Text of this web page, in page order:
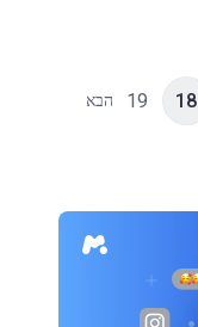
18
19 הבא